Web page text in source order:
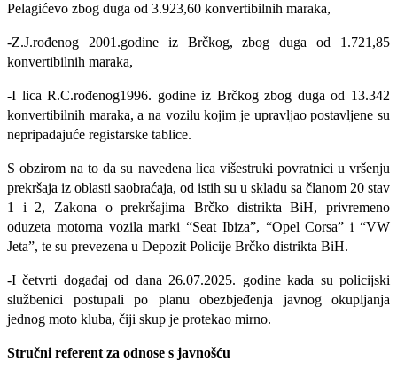
Pelagićevo zbog duga od 3.923,60 konvertibilnih maraka,
-Z.J.rođenog 2001.godine iz Brčkog, zbog duga od 1.721,85
konvertibilnih maraka,
-I lica R.C.rođenog1996. godine iz Brčkog zbog duga od 13.342
konvertibilnih maraka, a na vozilu kojim je upravljao postavljene su
nepripadajuće registarske tablice.
S obzirom na to da su navedena lica višestruki povratnici u vršenju
prekršaja iz oblasti saobraćaja, od istih su u skladu sa članom 20 stav
1 i 2, Zakona o prekršajima Brčko distrikta BiH, privremeno
oduzeta motorna vozila marki “Seat Ibiza”, “Opel Corsa” i “VW
Jeta”, te su prevezena u Depozit Policije Brčko distrikta BiH.
-I četvrti događaj od dana 26.07.2025. godine kada su policijski
službenici postupali po planu obezbjeđenja javnog okupljanja
jednog moto kluba, čiji skup je protekao mirno.
Stručni referent za odnose s javnošću